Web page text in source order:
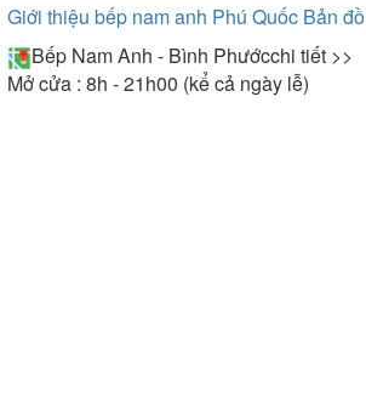
Giới thiệu bếp nam anh Phú Quốc Bản đồ
Bếp Nam Anh - Bình Phướcchi tiết >>
Mở cửa : 8h - 21h00 (kể cả ngày lễ)